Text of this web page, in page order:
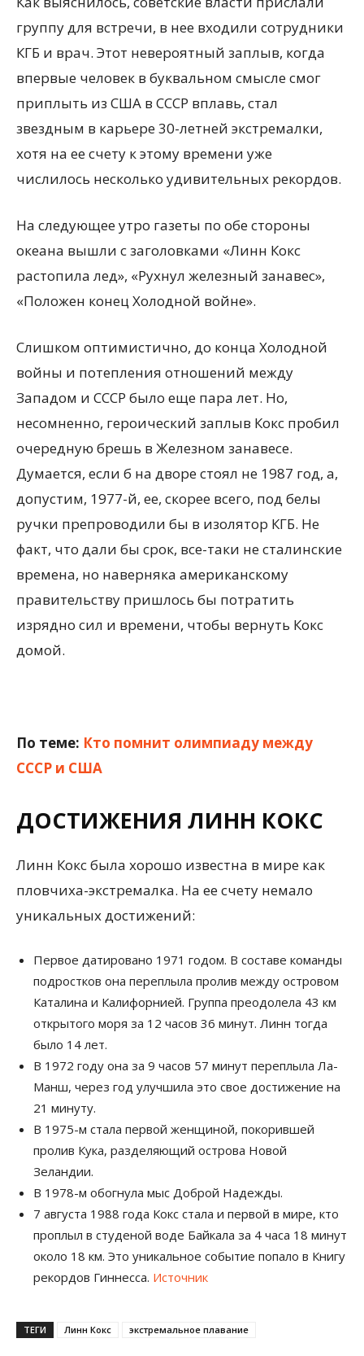
группу для встречи, в нее входили сотрудники
КГБ и врач. Этот невероятный заплыв, когда
впервые человек в буквальном смысле смог
приплыть из США в СССР вплавь, стал
звездным в карьере 30-летней экстремалки,
хотя на ее счету к этому времени уже
числилось несколько удивительных рекордов.
На следующее утро газеты по обе стороны
океана вышли с заголовками «Линн Кокс
растопила лед», «Рухнул железный занавес»,
«Положен конец Холодной войне».
Слишком оптимистично, до конца Холодной
войны и потепления отношений между
Западом и СССР было еще пара лет. Но,
несомненно, героический заплыв Кокс пробил
очередную брешь в Железном занавесе.
Думается, если б на дворе стоял не 1987 год, а,
допустим, 1977-й, ее, скорее всего, под белы
ручки препроводили бы в изолятор КГБ. Не
факт, что дали бы срок, все-таки не сталинские
времена, но наверняка американскому
правительству пришлось бы потратить
изрядно сил и времени, чтобы вернуть Кокс
домой.
По теме: Кто помнит олимпиаду между
СССР и США
ДОСТИЖЕНИЯ ЛИНН КОКС
Линн Кокс была хорошо известна в мире как
пловчиха-экстремалка. На ее счету немало
уникальных достижений:
Первое датировано 1971 годом. В составе команды
подростков она переплыла пролив между островом
Каталина и Калифорнией. Группа преодолела 43 км
открытого моря за 12 часов 36 минут. Линн тогда
было 14 лет.
В 1972 году она за 9 часов 57 минут переплыла Ла-
Манш, через год улучшила это свое достижение на
21 минуту.
В 1975-м стала первой женщиной, покорившей
пролив Кука, разделяющий острова Новой
Зеландии.
В 1978-м обогнула мыс Доброй Надежды.
7 августа 1988 года Кокс стала и первой в мире, кто
проплыл в студеной воде Байкала за 4 часа 18 минут
около 18 км. Это уникальное событие попало в Книгу
рекордов Гиннесса. Источник
ТЕГИ Линн Кокс экстремальное плавание